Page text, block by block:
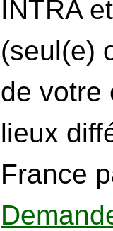
INTRA
(seul(e)
de votre
lieux
France